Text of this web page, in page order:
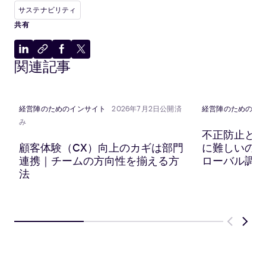
サステナビリティ
共有
LinkedIn
に
ク
リ
ボ
に
コ
ピ
Facebook
に
X
関連記事
経営陣のためのインサイト
2026年7月2日公開済
み
顧客体験（CX）向上のカギは部門
連携｜チームの方向性を揃える方
法
経営陣のためのイ
不正防止と
に難しいの
ローバル調
Previous
Next